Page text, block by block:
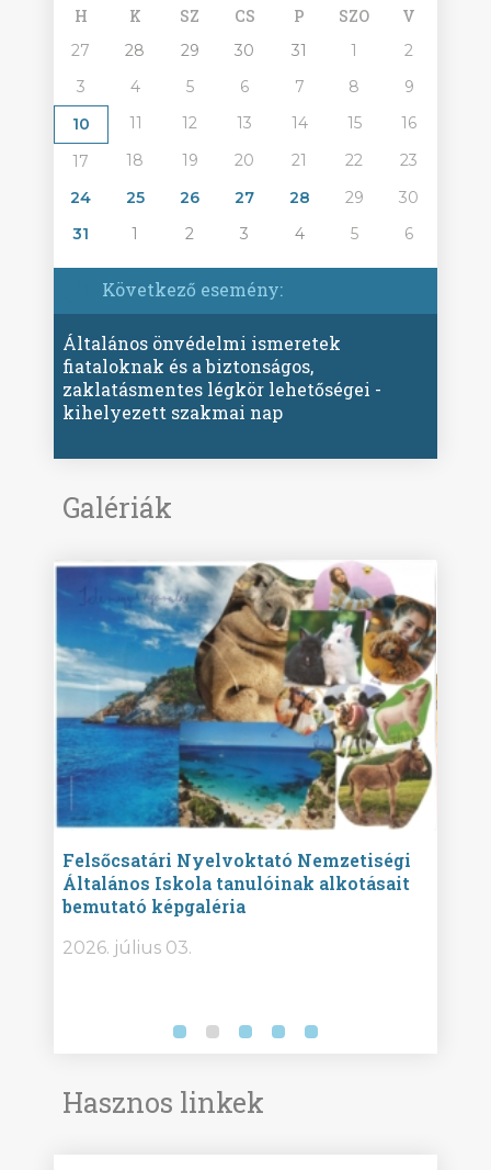
H K SZ CS P SZO V
27 28 29 30 31 1
2
3
4 5 6 7 8
9
10
11 12 13 14 15
16
17
18 19 20 21 22
23
24
25 26 27 28 29
30
31
1 2 3 4 5 6
Következő esemény:
Általános önvédelmi ismeretek
fiataloknak és a biztonságos,
zaklatásmentes légkör lehetőségei -
kihelyezett szakmai nap
Galériák
Felsőcsatári Nyelvoktató Nemzetiségi
Általános Iskola tanulóinak alkotásait
bemutató képgaléria
2026. július 03.
Hasznos linkek